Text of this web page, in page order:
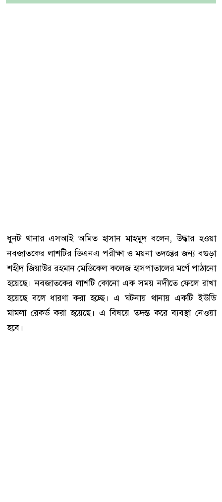
ধুনট থানার এসআই অমিত হাসান মাহমুদ বলেন, উদ্ধার হওয়া
নবজাতকের লাশটির ডিএনএ পরীক্ষা ও ময়না তদন্তের জন্য বগুড়া
শহীদ জিয়াউর রহমান মেডিকেল কলেজ হাসপাতালের মর্গে পাঠানো
হয়েছে। নবজাতকের লাশটি কোনো এক সময় নদীতে ফেলে রাখা
হয়েছে বলে ধারণা করা হচ্ছে। এ ঘটনায় থানায় একটি ইউডি
মামলা রেকর্ড করা হয়েছে। এ বিষয়ে তদন্ত করে ব্যবস্থা নেওয়া
হবে।